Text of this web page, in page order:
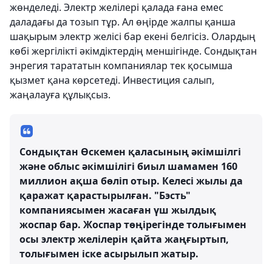
жөнделеді. Электр желілері қалада ғана емес
даладағы да тозып тұр. Ал өңірде жалпы қанша
шақырым электр желісі бар екені белгісіз. Олардың
көбі жергілікті әкімдіктердің меншігінде. Сондықтан
энрегия тарататын компаниялар тек қосымша
қызмет қана көрсетеді. Инвестиция салып,
жаңалауға құлықсыз.
Сондықтан Өскемен қаласының әкімшілгі
және облыс әкімшілігі биыл шамамен 160
миллион ақша бөліп отыр. Келесі жылы да
қаражат қарастырылған. "Бэсть"
компаниясымен жасаған үш жылдық
жоспар бар. Жоспар төңірегінде толығымен
осы электр желілерін қайта жаңғыртып,
толығымен іске асырылып жатыр.